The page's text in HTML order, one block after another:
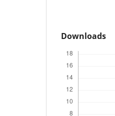
Downloads